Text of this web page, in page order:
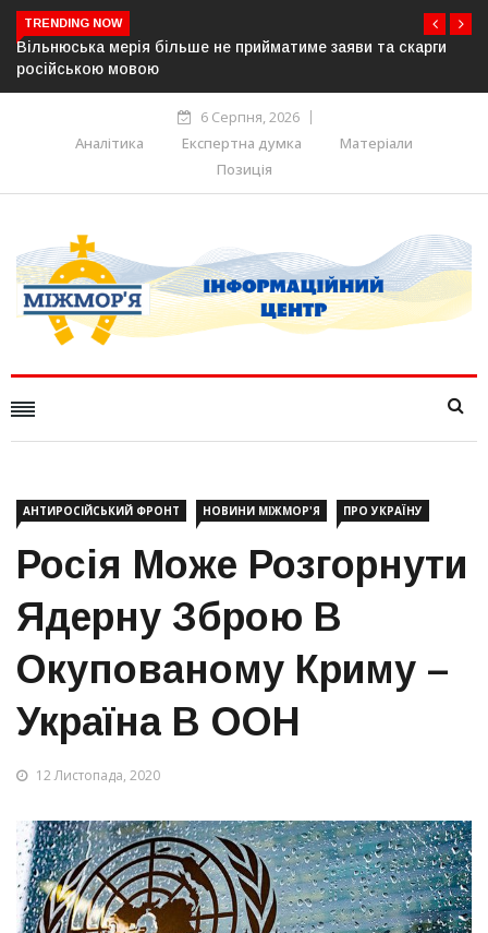
TRENDING NOW
заяви та скарги
В Угорщині можуть обрати
6 Серпня, 2026
Аналітика
Експертна думка
Матеріали
Позиція
АНТИРОСІЙСЬКИЙ ФРОНТ НОВИНИ МІЖМОР'Я ПРО УКРАЇНУ
Росія Може Розгорнути
Ядерну Зброю В
Окупованому Криму –
Україна В ООН
12 Листопада, 2020